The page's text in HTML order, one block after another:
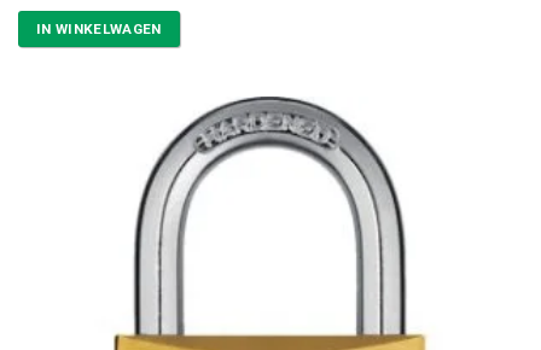
IN WINKELWAGEN